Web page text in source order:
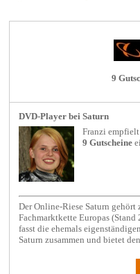
9
DVD-Player bei Saturn
Franzi
9 Gutscheine
Der Online-Riese Saturn
Fachmarktkette Europas
fasst die ehemals
Saturn zusammen und bietet